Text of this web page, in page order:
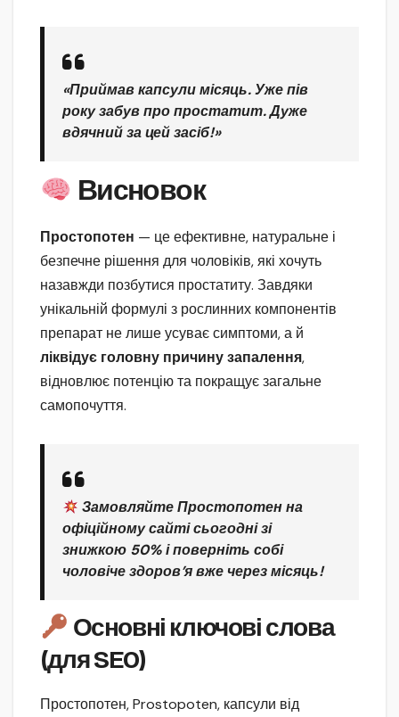
«Приймав капсули місяць. Уже пів
року забув про простатит. Дуже
вдячний за цей засіб!»
Висновок
Простопотен — це ефективне, натуральне і
безпечне рішення для чоловіків, які хочуть
назавжди позбутися простатиту. Завдяки
унікальній формулі з рослинних компонентів
препарат не лише усуває симптоми, а й
ліквідує головну причину запалення,
відновлює потенцію та покращує загальне
самопочуття.
Замовляйте Простопотен на
офіційному сайті сьогодні зі
знижкою 50%і поверніть собі
чоловіче здоров’я вже через місяць!
Основні ключові слова
(для SEO)
Простопотен, Prostopoten, капсули від